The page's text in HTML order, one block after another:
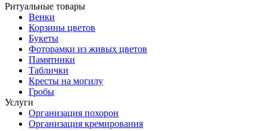
Ритуальные товары
Венки
Корзины цветов
Букеты
Фоторамки из живых цветов
Памятники
Таблички
Кресты на могилу
Гробы
Услуги
Организация похорон
Организация кремирования